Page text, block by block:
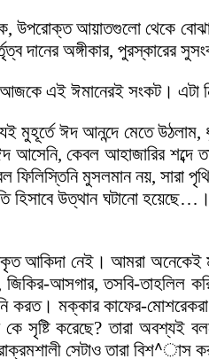
আয়াতগুলো থেকে
দানের অঙ্গীকার, পুরস্কারের
আজকে এই ঈমানেরই সংকট। এটা
মুহূর্তে ঈদ আনন্দে মেতে
আসেনি, কেবল আহাজারির
ফিলিস্তিনি মুসলমান নয়, সারা
হিসাবে উত্থান ঘটানো
আকিদা নেই। আমরা অনেকেই
জিকির-আসগার, তসবি-
মক্কার কাফের-
সৃষ্টি করেছে? তারা অবশ্যই
সেটাও তারা বিশ^াস